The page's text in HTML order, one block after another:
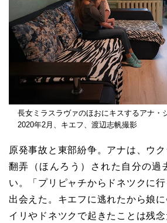
長女ミラスラヴァのほおにキスするアナ・
2020年2月、キエフ、渡辺志帆撮影
原発事故と東部紛争。アナは、ウ
翻弄（ほんろう）された自分の過
い。「プリピャチからドネツクに
出会えた。キエフに逃れたから娘
イリやドネツクで起きたことは残